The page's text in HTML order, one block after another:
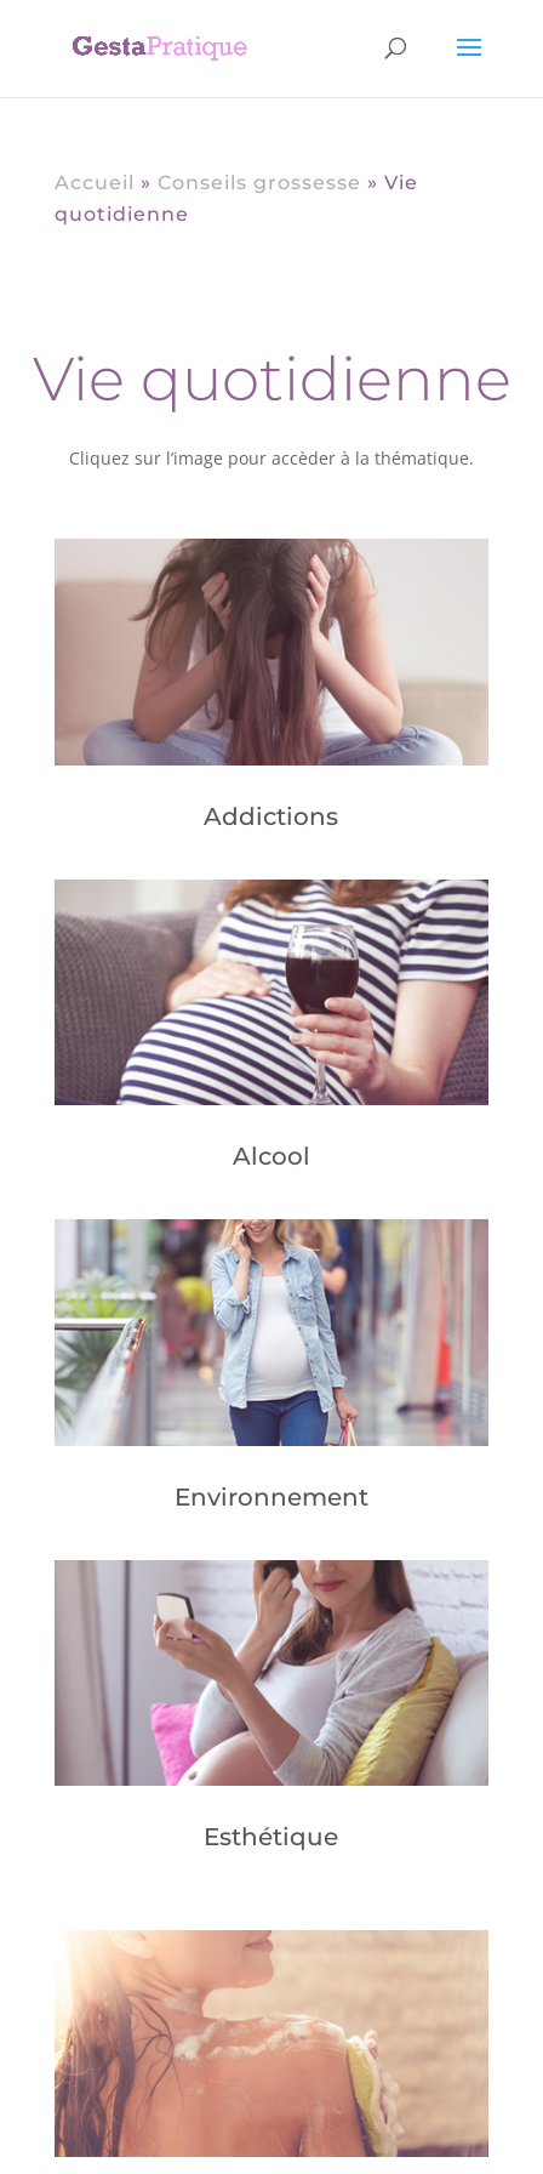
Accueil » Conseils grossesse » Vie
quotidienne
Vie quotidienne
Cliquez sur l’image pour accèder à la thématique.
Addictions
Alcool
Environnement
Esthétique